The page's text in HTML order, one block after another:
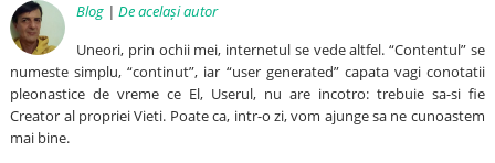
Blog |De același autor
Uneori, prin ochii mei, internetul se vede altfel. “Contentul” se
numeste simplu, “continut”, iar “user generated” capata vagi conotatii
pleonastice de vreme ce El, Userul, nu are incotro: trebuie sa-si fie
Creator al propriei Vieti. Poate ca, intr-o zi, vom ajunge sa ne cunoastem
mai bine.